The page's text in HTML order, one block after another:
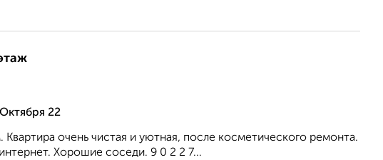
22
очень чистая и уютная, после косметического ремонта.
Хорошие соседи. 9 0 2 2 7...